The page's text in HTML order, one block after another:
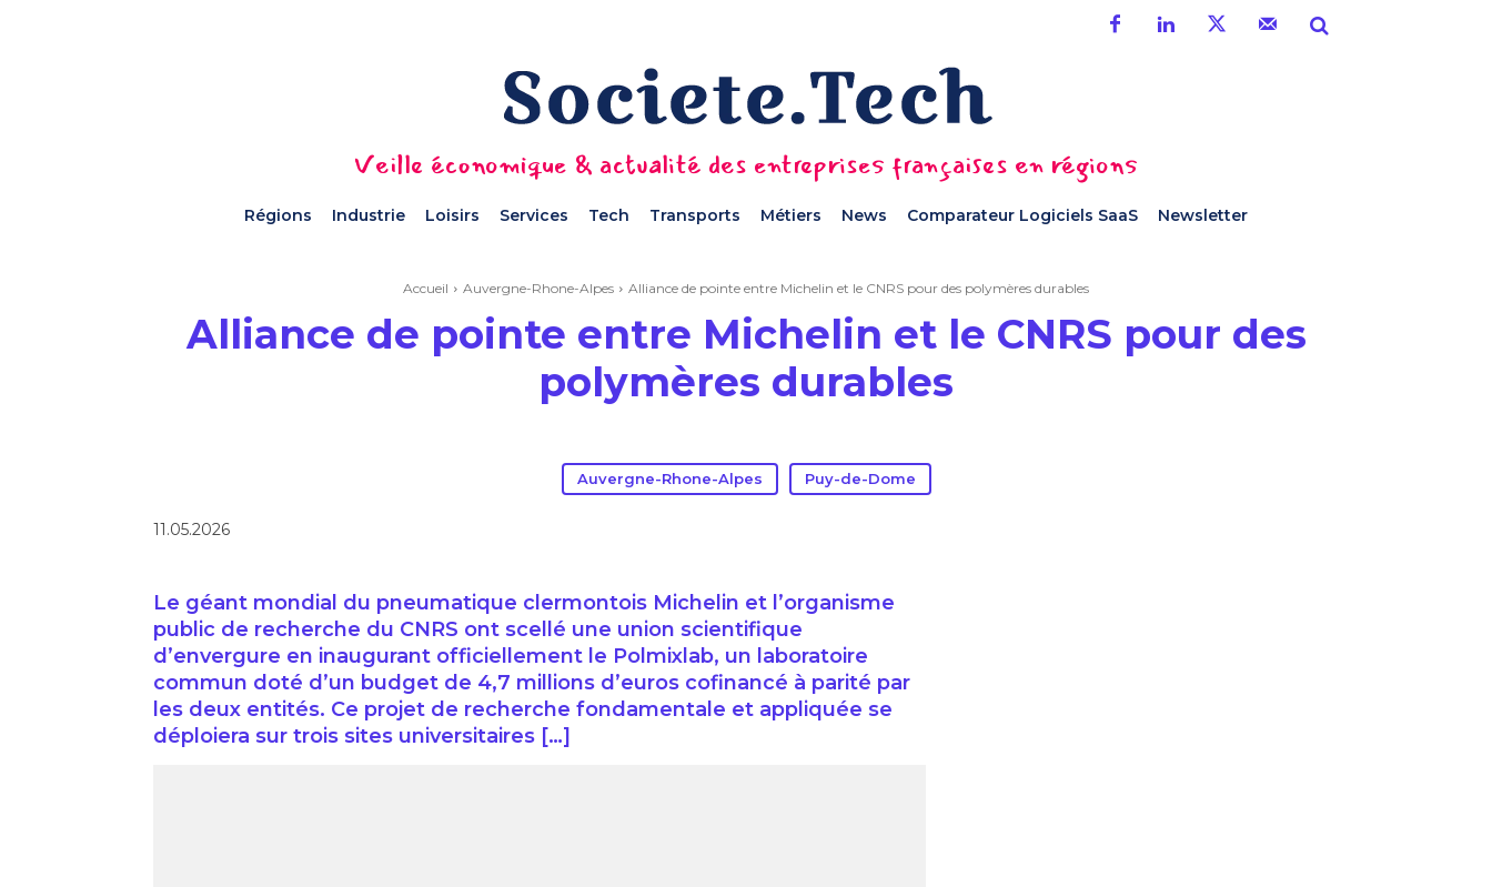
Veille économique & actualité des entreprises françaises en régions
Régions Industrie Loisirs Services Tech Transports Métiers News Comparateur Logiciels SaaS Newsletter
Accueil Auvergne-Rhone-Alpes Alliance de pointe entre Michelin et le CNRS pour des polymères durables
Alliance de pointe entre Michelin et le CNRS pour des
polymères durables
Auvergne-Rhone-Alpes Puy-de-Dome
11.05.2026
Le géant mondial du pneumatique clermontois Michelin et l’organisme
public de recherche du CNRS ont scellé une union scientifique
d’envergure en inaugurant officiellement le Polmixlab, un laboratoire
commun doté d’un budget de 4,7 millions d’euros cofinancé à parité par
les deux entités. Ce projet de recherche fondamentale et appliquée se
déploiera sur trois sites universitaires […]